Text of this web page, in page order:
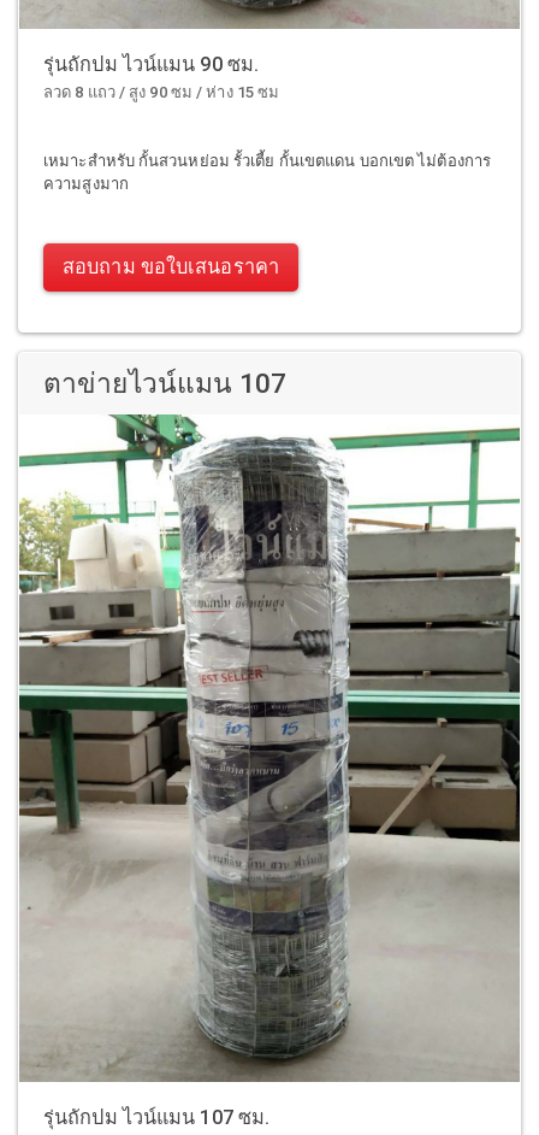
รุ่นถักปม ไวน์แมน 90 ซม.
ลวด 8 แถว / สูง 90 ซม / ห่าง 15 ซม
เหมาะสำหรับ กั้นสวนหย่อม รั้วเตี้ย กั้นเขตแดน บอกเขต ไม่ต้องการ
ความสูงมาก
สอบถาม ขอใบเสนอราคา
ตาข่ายไวน์แมน 107
รุ่นถักปม ไวน์แมน 107 ซม.